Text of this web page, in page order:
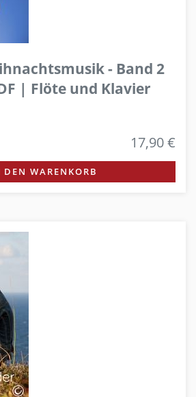
- Band 2
| Flöte und Klavier
17,90 €
DEN WARENKORB